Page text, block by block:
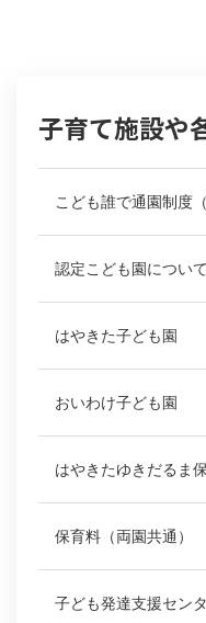
子育て施設や
こども誰で通園制度
認定こども園について
はやきた子ども園
おいわけ子ども園
はやきたゆきだるま
保育料（両園共通）
子ども発達支援セン